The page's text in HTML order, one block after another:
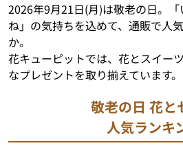
2026年9月21日(月)は敬老の日。
ね」の気持ちを込めて、通販で人
か。
花キューピットでは、花とスイー
なプレゼントを取り揃えています。
敬老の日 花と
人気ランキ